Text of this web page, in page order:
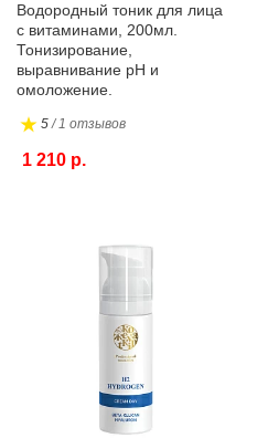
Водородный тоник для лица
с витаминами, 200мл.
Тонизирование,
выравнивание pH и
омоложение.
5/ 1 отзывов
1 210 р.